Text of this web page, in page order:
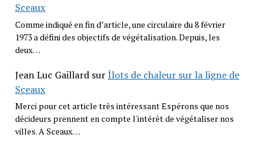
Sceaux
Comme indiqué en fin d’article, une circulaire du 8 février
1973 a défini des objectifs de végétalisation. Depuis, les
deux…
Jean Luc GaillardsurÎlots de chaleur sur la ligne de
Sceaux
Merci pour cet article très intéressant Espérons que nos
décideurs prennent en compte l'intérêt de végétaliser nos
villes. A Sceaux…